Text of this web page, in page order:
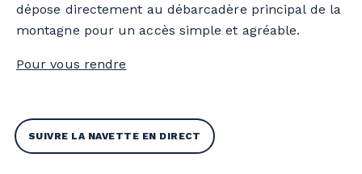
dépose directement au débarcadère principal de la
montagne pour un accès simple et agréable.
Pour vous rendre
SUIVRE LA NAVETTE EN DIRECT